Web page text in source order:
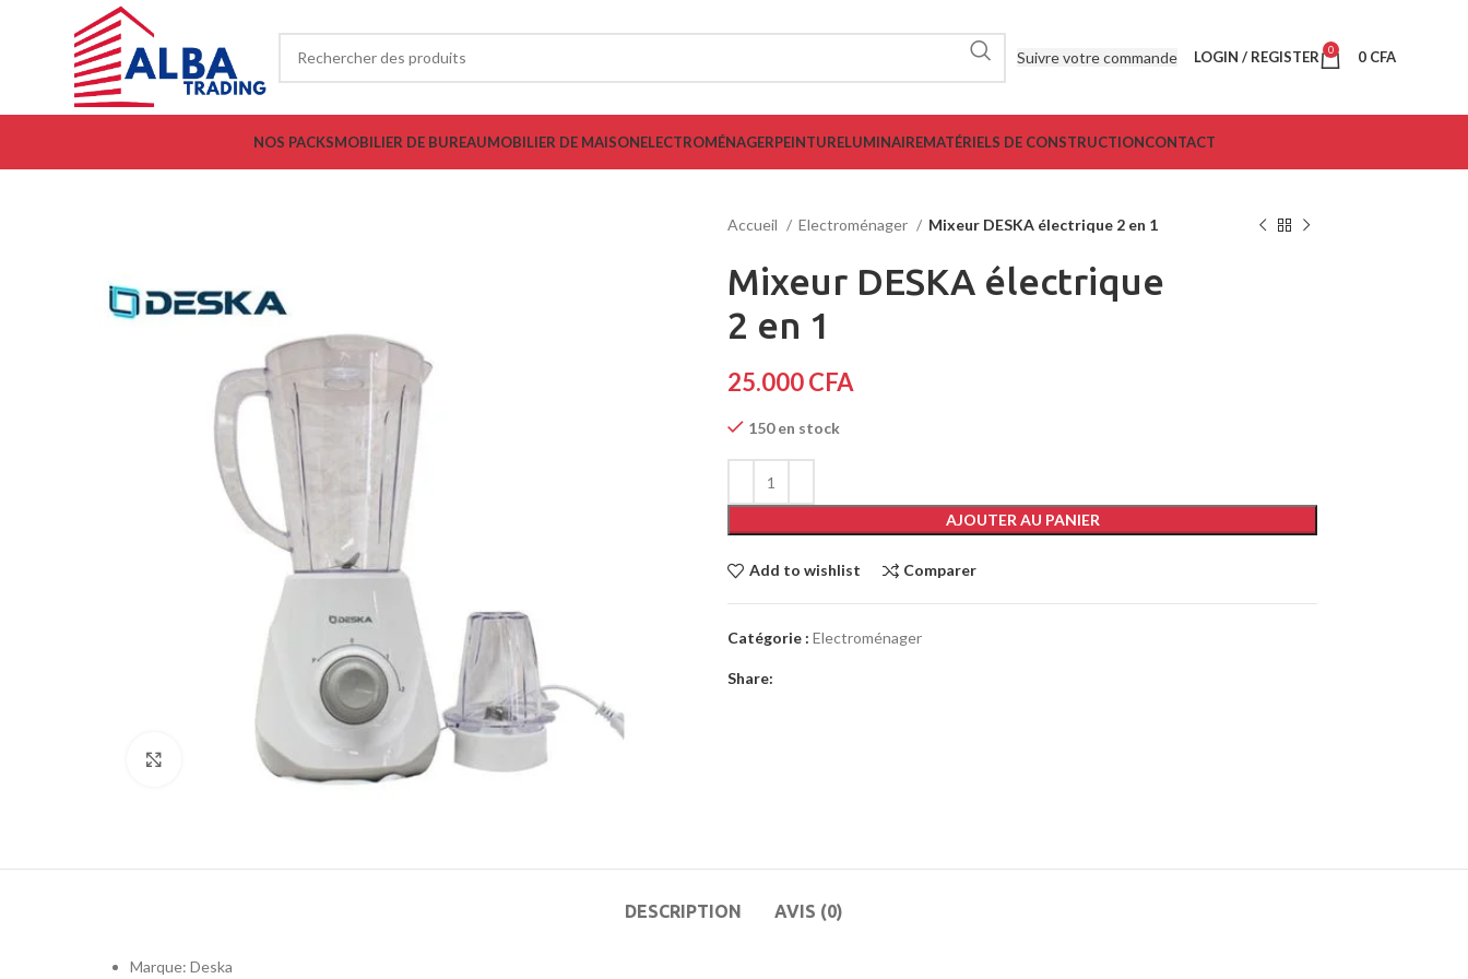
Suivre votre commande LOGIN / REGISTER 0 0 CFA
NOS PACKSMOBILIER DE BUREAUMOBILIER DE MAISONELECTROMÉNAGERPEINTURELUMINAIREMATÉRIELS DE CONSTRUCTIONCONTACT
Click to enlarge
Accueil Electroménager Mixeur DESKA électrique 2 en 1
Mixeur DESKA électrique
2 en 1
25.000CFA
150 en stock
AJOUTER AU PANIER
Add to wishlist Comparer
Catégorie : Electroménager
Share:
DESCRIPTION AVIS (0)
Marque: Deska